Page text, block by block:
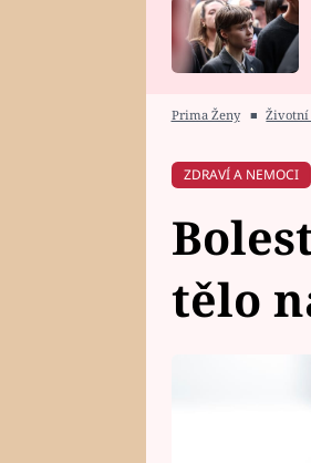
HOROSKOP NA
Prima Ženy ■ Životní
ZDRAVÍ A NEMOCI
tělo